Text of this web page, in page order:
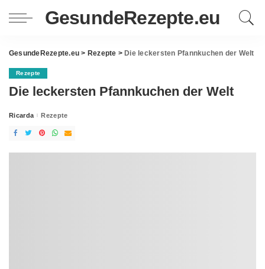
GesundeRezepte.eu
GesundeRezepte.eu > Rezepte > Die leckersten Pfannkuchen der Welt
Rezepte
Die leckersten Pfannkuchen der Welt
Posted
Ricarda Rezepte